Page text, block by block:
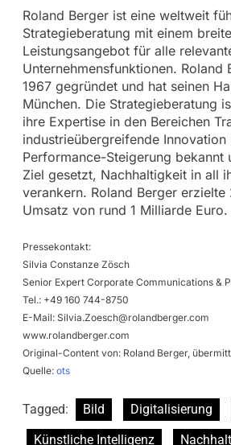
Roland Berger ist eine weltweit
Strategieberatung mit einem
Leistungsangebot für alle
Unternehmensfunktionen. Roland
1967 gegründet und hat seinen
München. Die Strategieberatung
ihre Expertise in den Bereichen
industrieübergreifende Innovation
Performance-Steigerung bekannt
Ziel gesetzt, Nachhaltigkeit in all
verankern. Roland Berger erzielte
Umsatz von rund 1 Milliarde Euro.
Pressekontakt:
Silvia Constanze Zösch
Senior Expert Corporate Communications &
Tel.: +49 160 744-8750
E-Mail: Silvia.Zoesch@rolandberger.com
www.rolandberger.com
Original-Content von: Roland Berger,
Quelle: ots
Tagged: Bild Digitalisierung
Künstliche Intelligenz